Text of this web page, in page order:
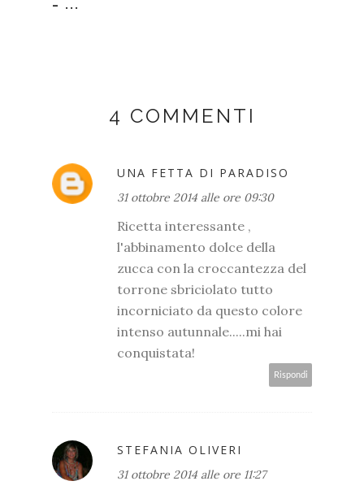
– ...
4 COMMENTI
UNA FETTA DI PARADISO
31 ottobre 2014 alle ore 09:30
Ricetta interessante ,
l'abbinamento dolce della
zucca con la croccantezza del
torrone sbriciolato tutto
incorniciato da questo colore
intenso autunnale.....mi hai
conquistata!
Rispondi
STEFANIA OLIVERI
31 ottobre 2014 alle ore 11:27